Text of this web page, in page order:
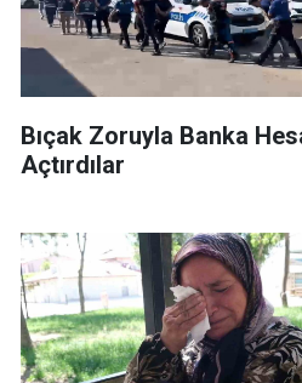
Bıçak Zoruyla Banka
Açtırdılar